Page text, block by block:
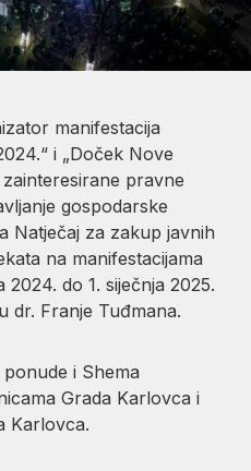
manifestacija
i „Doček Nove
pravne
gospodarske
Natječaj za zakup javnih
na manifestacijama
do 1. siječnja 2025.
dr. Franje Tuđmana.
i Shema
Grada Karlovca i
Karlovca.